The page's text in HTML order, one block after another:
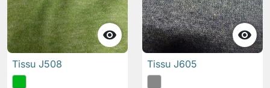

Tissu J508

Tissu J605